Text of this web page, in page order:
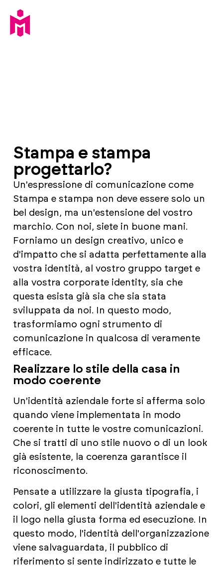
Stampa e stampa
progettarlo?
Un'espressione di comunicazione come
Stampa e stampa non deve essere solo un
bel design, ma un'estensione del vostro
marchio. Con noi, siete in buone mani.
Forniamo un design creativo, unico e
d'impatto che si adatta perfettamente alla
vostra identità, al vostro gruppo target e
alla vostra corporate identity, sia che
questa esista già sia che sia stata
sviluppata da noi. In questo modo,
trasformiamo ogni strumento di
comunicazione in qualcosa di veramente
efficace.
Realizzare lo stile della casa in
modo coerente
Un'identità aziendale forte si afferma solo
quando viene implementata in modo
coerente in tutte le vostre comunicazioni.
Che si tratti di uno stile nuovo o di un look
già esistente, la coerenza garantisce il
riconoscimento.
Pensate a utilizzare la giusta tipografia, i
colori, gli elementi dell'identità aziendale e
il logo nella giusta forma ed esecuzione. In
questo modo, l'identità dell'organizzazione
viene salvaguardata, il pubblico di
riferimento si sente indirizzato e tutte le